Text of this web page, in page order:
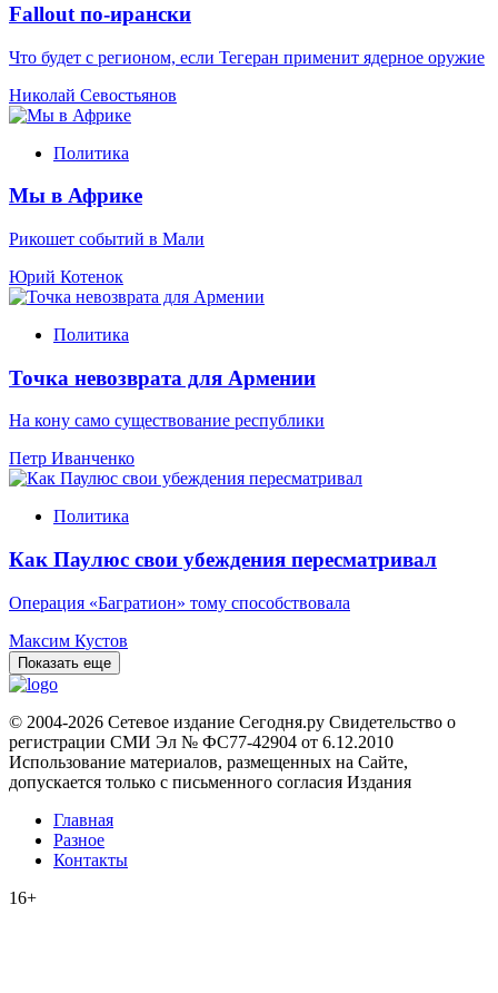
Fallout по-ирански
Что будет с регионом, если Тегеран применит ядерное оружие
Николай Севостьянов
Политика
Мы в Африке
Рикошет событий в Мали
Юрий Котенок
Политика
Точка невозврата для Армении
На кону само существование республики
Петр Иванченко
Политика
Как Паулюс свои убеждения пересматривал
Операция «Багратион» тому способствовала
Максим Кустов
Показать еще
© 2004-2026 Сетевое издание Сегодня.ру Свидетельство о
регистрации СМИ Эл № ФС77-42904 от 6.12.2010
Использование материалов, размещенных на Сайте,
допускается только с письменного согласия Издания
Главная
Разное
Контакты
16+